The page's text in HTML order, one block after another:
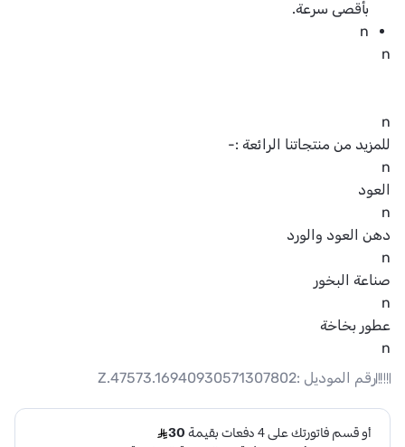
بأقصى سرعة.
n
n
n
للمزيد من منتجاتنا الرائعة :-
n
العود
n
دهن العود والورد
n
صناعة البخور
n
عطور بخاخة
n
رقم الموديل :Z.47573.16940930571307802